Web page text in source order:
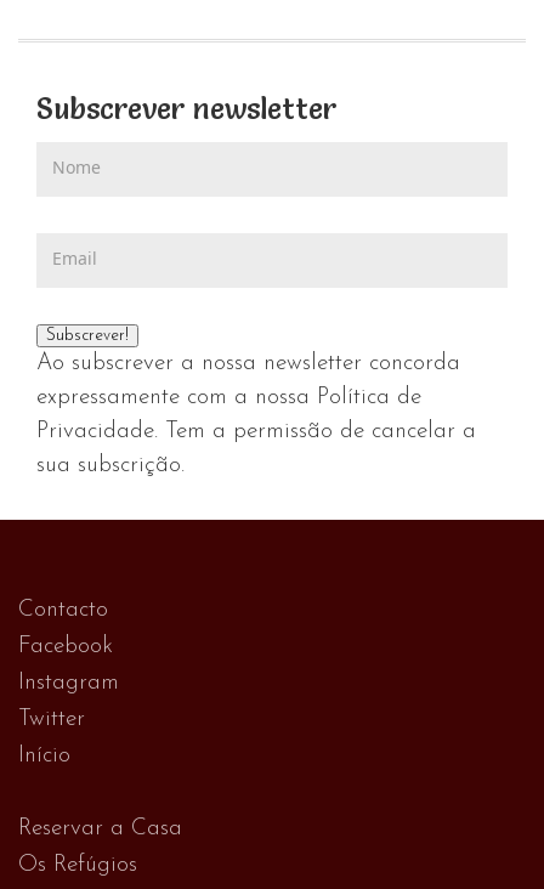
Subscrever newsletter
Ao subscrever a nossa newsletter concorda
expressamente com a nossa Política de
Privacidade. Tem a permissão de cancelar a
sua subscrição.
Contacto
Facebook
Instagram
Twitter
Início
Reservar a Casa
Os Refúgios